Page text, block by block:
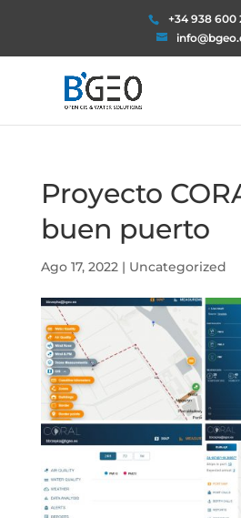
+34 938 600
Proyecto
buen puerto
Ago 17, 2022| Uncategorized